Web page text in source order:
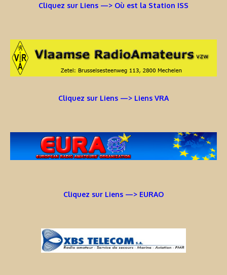
Cliquez sur Liens —> Où est la Station ISS
Cliquez sur Liens —> Liens VRA
Cliquez sur Liens —> EURAO